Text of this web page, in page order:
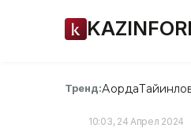
Тренд:Ақорда
10:03, 24 Апрел 2024